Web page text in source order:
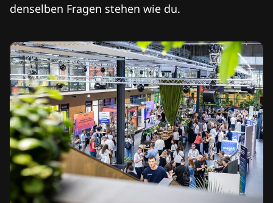
denselben Fragen stehen wie du.